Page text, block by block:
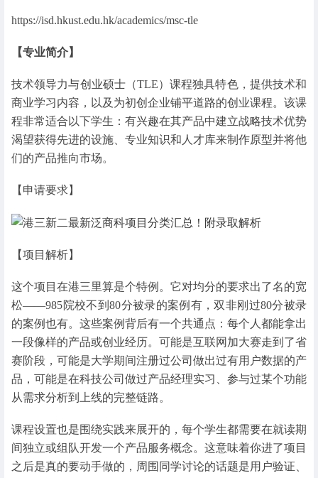
https://isd.hkust.edu.hk/academics/msc-tle
【专业简介】
技术领导力与创业硕士（TLE）课程独具特色，提供技术和
商业学习内容，以及为初创企业铺平道路的创业课程。该课
程非常适合以下学生：有兴趣在其产品中建立战略技术优势
渴望获得先进的设施、专业知识和人才库来制作原型并将他
们的产品推向市场。
【申请要求】
【项目解析】
这个项目在港三里算是个特例。它对均分的要求出了名的宽
松——985院校不到80分被录的案例有，双非刚过80分被录
的案例也有。这些案例背后有一个共通点：每个人都能拿出
一段像样的产品或创业经历。可能是互联网加大赛走到了省
赛阶段，可能是大学期间注册过公司做出过有用户数据的产
品，可能是在科技公司做过产品经理实习、参与过某个功能
从需求分析到上线的完整链路。
课程设置也是围绕实践来展开的，每个学生都需要在就读期
间独立或组队开发一个产品服务概念。这意味着你进了项目
之后是真的要动手做的，周围同学讨论的话题是用户验证、